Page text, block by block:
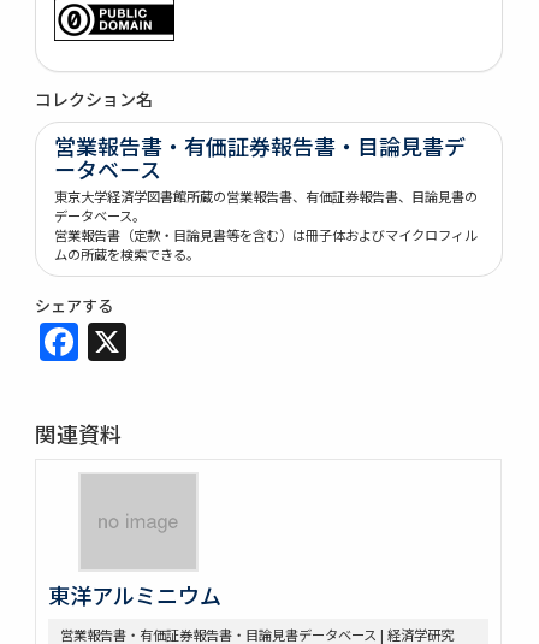
コレクション名
営業報告書・有価証券報告書・目論見書デ
ータベース
東京大学経済学図書館所蔵の営業報告書、有価証券報告書、目論見書の
データベース。
営業報告書（定款・目論見書等を含む）は冊子体およびマイクロフィル
ムの所蔵を検索できる。
シェアする
Facebook
関連資料
東洋アルミニウム
営業報告書・有価証券報告書・目論見書データベース | 経済学研究